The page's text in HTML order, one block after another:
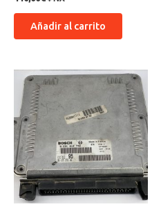
Añadir al carrito